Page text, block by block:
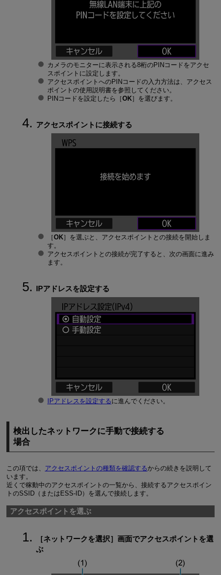
カメラのモニターに表示される8桁のPINコードをアクセ
スポイントに設定します。
アクセスポイントへのPINコードの入力方法は、アクセス
ポイントの使用説明書を参照してください。
PINコードを設定したら［OK］を選びます。
アクセスポイントに接続する
［OK］を選ぶと、アクセスポイントとの接続を開始しま
す。
アクセスポイントとの接続が完了すると、次の画面に進み
ます。
IPアドレスを設定する
IPアドレスを設定するに進んでください。
検出したネットワークに手動で接続する
場合
この項では、 アクセスポイントの種類を確認するからの続きを説明して
います。
近くで稼動中のアクセスポイントの一覧から、接続するアクセスポイン
トのSSID（または ESS-ID）を選んで接続します。
アクセスポイントを選ぶ
［ネットワークを選択］画面でアクセスポイントを選
ぶ